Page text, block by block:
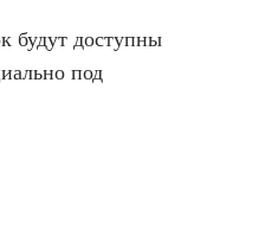
будут доступны
под